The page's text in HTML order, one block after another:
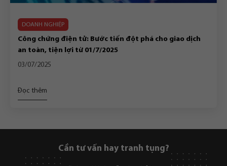
DOANH NGHIỆP
Công chứng điện tử: Bước tiến đột phá cho giao dịch
an toàn, tiện lợi từ 01/7/2025
03/07/2025
Đọc thêm
Cần tư vấn hay tranh tụng?